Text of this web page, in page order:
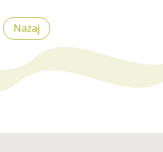
Nazaj